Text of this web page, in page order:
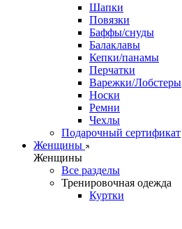
Шапки
Повязки
Баффы/снуды
Балаклавы
Кепки/панамы
Перчатки
Варежки/Лобстеры
Носки
Ремни
Чехлы
Подарочный сертификат
Женщины
Женщины
Все разделы
Тренировочная одежда
Куртки